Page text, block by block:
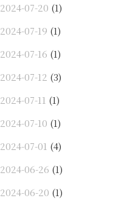
2024-07-20 (1)
2024-07-19 (1)
2024-07-16 (1)
2024-07-12 (3)
2024-07-11 (1)
2024-07-10 (1)
2024-07-01 (4)
2024-06-26 (1)
2024-06-20 (1)